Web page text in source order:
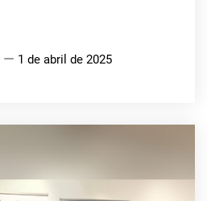
1 de abril de 2025